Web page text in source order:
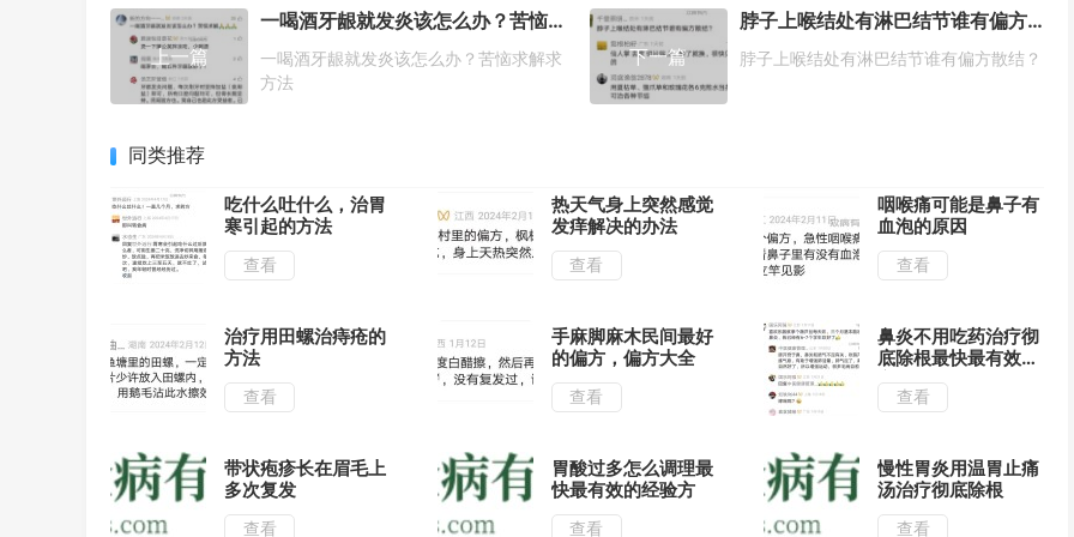
上一篇
一喝酒牙龈就发炎该怎么办？苦恼求解求方法
一喝酒牙龈就发炎该怎么办？苦恼求解求
方法
下一篇
脖子上喉结处有淋巴结节谁有偏方散结？
脖子上喉结处有淋巴结节谁有偏方散结？
同类推荐
吃什么吐什么，治胃
寒引起的方法
查看
热天气身上突然感觉
发痒解决的办法
查看
咽喉痛可能是鼻子有
血泡的原因
查看
治疗用田螺治痔疮的
方法
查看
手麻脚麻木民间最好
的偏方，偏方大全
查看
鼻炎不用吃药治疗彻
底除根最快最有效的
方法
查看
带状疱疹长在眉毛上
多次复发
查看
胃酸过多怎么调理最
快最有效的经验方
查看
慢性胃炎用温胃止痛
汤治疗彻底除根
查看